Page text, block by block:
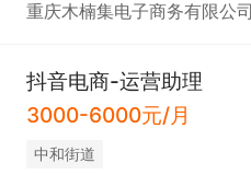
重庆木楠集电子商务有限公司
抖音电商-运营助理
3000-6000元/月
中和街道